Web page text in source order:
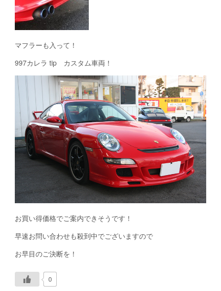
マフラーも入って！
997カレラ tip カスタム車両！
お買い得価格でご案内できそうです！
早速お問い合わせも殺到中でございますので
お早目のご決断を！
0